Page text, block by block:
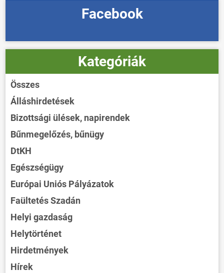
Facebook
Kategóriák
Összes
Álláshirdetések
Bizottsági ülések, napirendek
Bűnmegelőzés, bűnügy
DtKH
Egészségügy
Európai Uniós Pályázatok
Faültetés Szadán
Helyi gazdaság
Helytörténet
Hirdetmények
Hírek